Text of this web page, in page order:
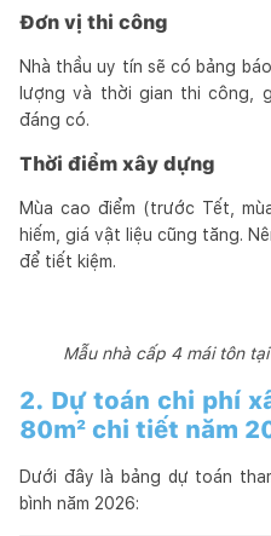
Đơn vị thi công
Nhà thầu uy tín sẽ có bảng
lượng và thời gian thi công,
đáng có.
Thời điểm xây dựng
Mùa cao điểm (trước Tết,
hiếm, giá vật liệu cũng tăng.
để tiết kiệm.
Mẫu nhà cấp 4 mái tôn
2. Dự toán chi phí
80m² chi tiết năm
Dưới đây là bảng dự toán
bình năm 2026: